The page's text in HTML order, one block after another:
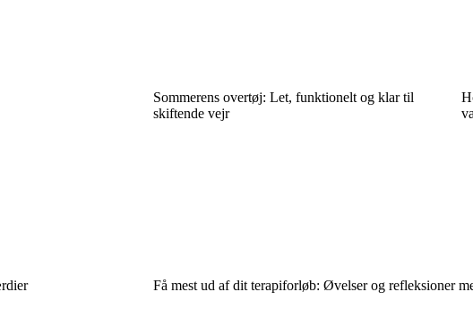
Sommerens overtøj: Let, funktionelt og klar til
skiftende vejr
Få mest ud af dit terapiforløb: Øvelser og refleksioner